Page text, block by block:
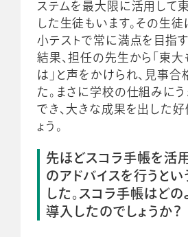
ステムを最大限に活用して
した生徒もいます。その生徒
小テストで常に満点を目指
結果、担任の先生から「東
は」と声をかけられ、見事合
た。まさに学校の仕組みにう
でき、大きな成果を出した
ょう。
先ほどスコラ手帳を活
のアドバイスを行うとい
した。スコラ手帳はど
導入したのでしょうか？